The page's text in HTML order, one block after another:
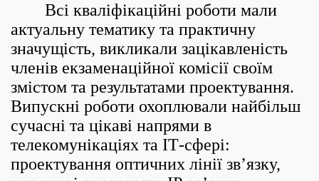
Всі кваліфікаційні роботи мали
актуальну тематику та практичну
значущість, викликали зацікавленість
членів екзаменаційної комісії своїм
змістом та результатами проектування.
Випускні роботи охоплювали найбільш
сучасні та цікаві напрями в
телекомунікаціях та ІТ-сфері:
проектування оптичних лінії зв’язку,